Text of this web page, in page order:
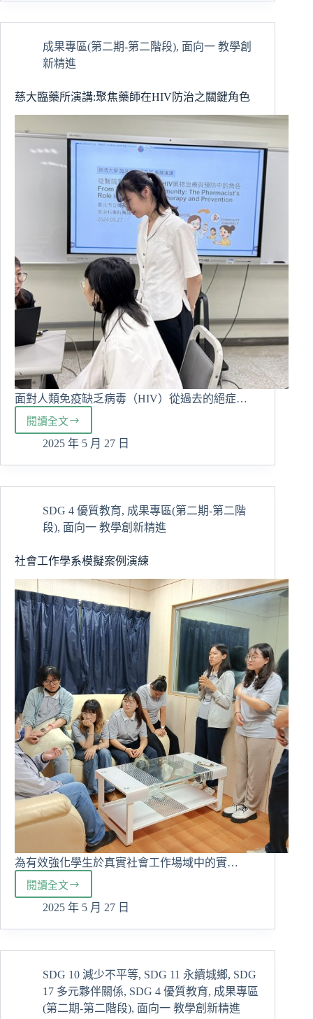
具
造
高
工
理
想
生
成果專區(第二期-第二階段), 面向一 教學創
新精進
慈大臨藥所演講:聚焦藥師在HIV防治之關鍵角色
面對人類免疫缺乏病毒（HIV）從過去的絕症…
閱讀全文
慈
大
所
講:
聚
藥
HIV
防
治
之
關
鍵
角
色
2025 年 5 月 27 日
SDG 4 優質教育, 成果專區(第二期-第二階
段), 面向一 教學創新精進
社會工作學系模擬案例演練
為有效強化學生於真實社會工作場域中的實…
閱讀全文
社
會
學
模
擬
案
2025 年 5 月 27 日
SDG 10 減少不平等, SDG 11 永續城鄉, SDG
17 多元夥伴關係, SDG 4 優質教育, 成果專區
(第二期-第二階段), 面向一 教學創新精進